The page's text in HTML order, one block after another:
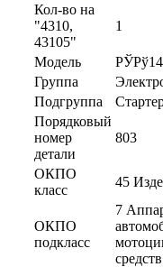
Кол-во на
"4310,
43105"
1
Модель
Группа
Подгруппа
Порядковый
номер
детали
803
ОКПО
класс
45
ОКПО
подкласс
7